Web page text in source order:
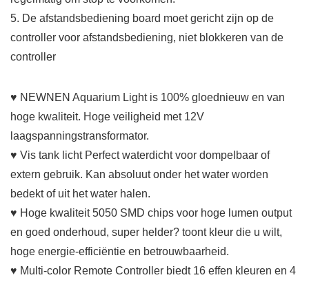
5. De afstandsbediening board moet gericht zijn op de
controller voor afstandsbediening, niet blokkeren van de
controller
♥ NEWNEN Aquarium Light is 100% gloednieuw en van
hoge kwaliteit. Hoge veiligheid met 12V
laagspanningstransformator.
♥ Vis tank licht Perfect waterdicht voor dompelbaar of
extern gebruik. Kan absoluut onder het water worden
bedekt of uit het water halen.
♥ Hoge kwaliteit 5050 SMD chips voor hoge lumen output
en goed onderhoud, super helder? toont kleur die u wilt,
hoge energie-efficiëntie en betrouwbaarheid.
♥ Multi-color Remote Controller biedt 16 effen kleuren en 4